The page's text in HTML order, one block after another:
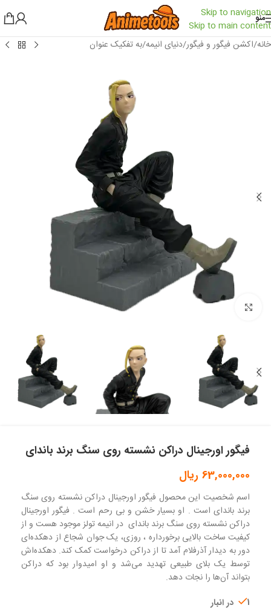
Skip to navigation
Skip to main content
منو
خانه/اکشن فیگور و فیگور/دنیای انیمه/به تفکیک عنوان
بزرگنمایی تصویر
فیگور اورجینال دراکن نشسته روی سنگ برند باندای
63,000,000 ریال
اسم شخصیت این محصول فیگور اورجینال دراکن نشسته روی سنگ
برند باندای است . او بسیار خشن و بی رحم است . فیگور اورجینال
دراکن نشسته روی سنگ برند باندای در انیمه تولز موجود هست و از
کیفیت ساخت بالایی برخورداره ، روزی، یک جوان شجاع از دهکده‌ای
دور به دیدار آذرفلام آمد تا از دراکن درخواست کمک کند. دهکده‌اش
توسط یک بلای طبیعی تهدید می‌شد و او امیدوار بود که دراکن
بتواند آن‌ها را نجات دهد.
1 در انبار